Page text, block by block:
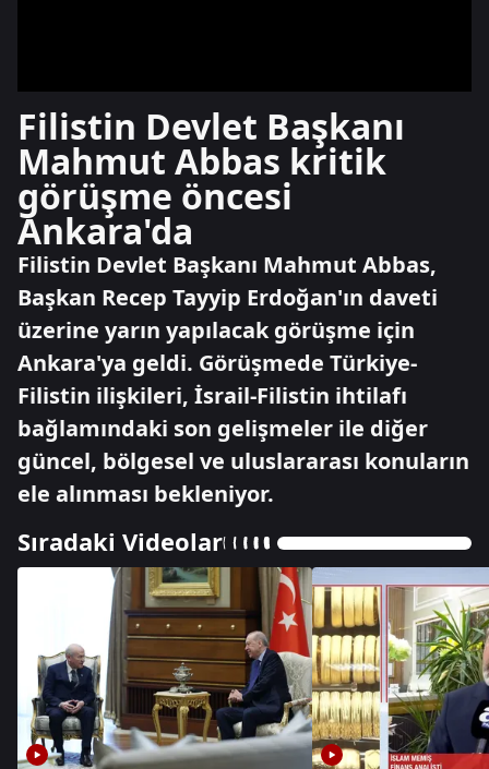
Filistin Devlet Başkanı
Mahmut Abbas kritik
görüşme öncesi
Ankara'da
Filistin Devlet Başkanı Mahmut Abbas,
Başkan Recep Tayyip Erdoğan'ın daveti
üzerine yarın yapılacak görüşme için
Ankara'ya geldi. Görüşmede Türkiye-
Filistin ilişkileri, İsrail-Filistin ihtilafı
bağlamındaki son gelişmeler ile diğer
güncel, bölgesel ve uluslararası konuların
ele alınması bekleniyor.
Sıradaki Videolar